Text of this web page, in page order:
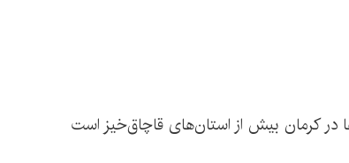
کرمان بیش از استان‌های قاچاق‌خیز است